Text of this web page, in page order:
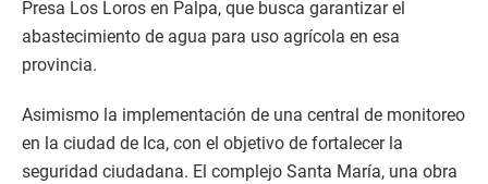
Presa Los Loros en Palpa, que busca garantizar el
abastecimiento de agua para uso agrícola en esa
provincia.
Asimismo la implementación de una central de monitoreo
en la ciudad de Ica, con el objetivo de fortalecer la
seguridad ciudadana. El complejo Santa María, una obra